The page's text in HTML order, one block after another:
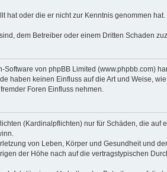
hat oder die er nicht zur Kenntnis genommen
dem Betreiber oder einem Dritten Schaden
Software von phpBB Limited (www.phpbb.com)
haben keinen Einfluss auf die Art und Weise,
Foren Einfluss nehmen.
(Kardinalpflichten) nur für Schäden, die auf
von Leben, Körper und Gesundheit und
der Höhe nach auf die vertragstypischen